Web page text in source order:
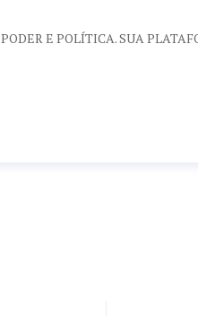
PODER E POLÍTICA. SUA